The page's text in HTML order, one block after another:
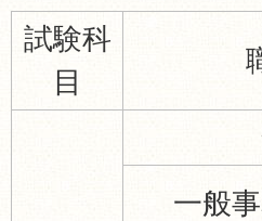
試験科
目
一般